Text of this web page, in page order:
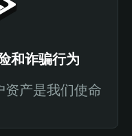
和诈骗行为
资产是我们使命